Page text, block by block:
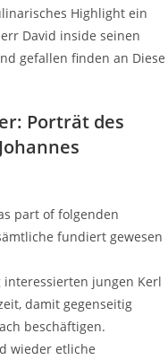
Highlight ein
David inside seinen
gefallen finden an Diese
Porträt des
part of folgenden
fundiert gewesen
jungen Kerl
damit gegenseitig
beschäftigen.
wieder etliche